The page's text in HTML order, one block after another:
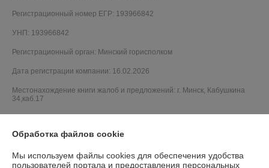
Регистрационный номер ЕГР: 193966842
УНП: 193966842
Регистрационный орган: Минский горисполком
Дата регистрации компании: 16.02.2026
Местонахождение книги жалоб и предложений: г. Минск, Кабушкина
34,каб.17
Обработка файлов cookie
Мы используем файлы cookies для обеспечения удобства
пользователей портала и предоставления персональных